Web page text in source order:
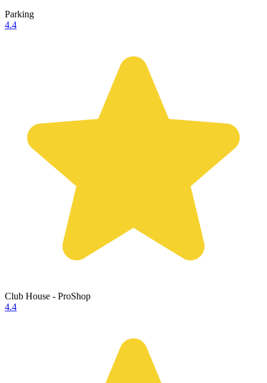
Parking
4.4
Club House - ProShop
4.4